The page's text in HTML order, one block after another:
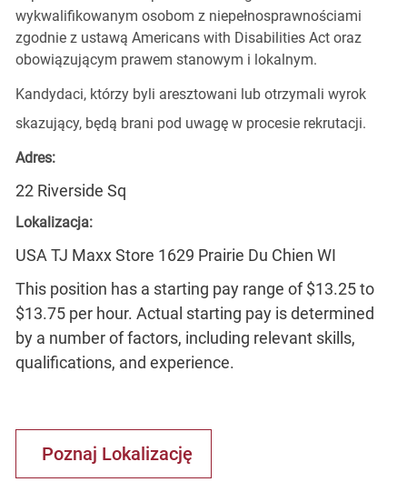
wykwalifikowanym osobom z niepełnosprawnościami
zgodnie z ustawą Americans with Disabilities Act oraz
obowiązującym prawem stanowym i lokalnym.
Kandydaci, którzy byli aresztowani lub otrzymali wyrok
skazujący, będą brani pod uwagę w procesie rekrutacji.
Adres:
22 Riverside Sq
Lokalizacja:
USA TJ Maxx Store 1629 Prairie Du Chien WI
This position has a starting pay range of $13.25 to
$13.75 per hour. Actual starting pay is determined
by a number of factors, including relevant skills,
qualifications, and experience.
Poznaj Lokalizację